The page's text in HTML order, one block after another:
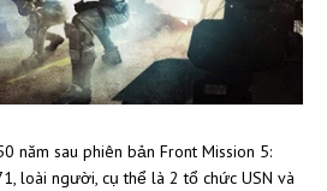
năm sau phiên bản Front Mission 5:
loài người, cụ thể là 2 tổ chức USN và